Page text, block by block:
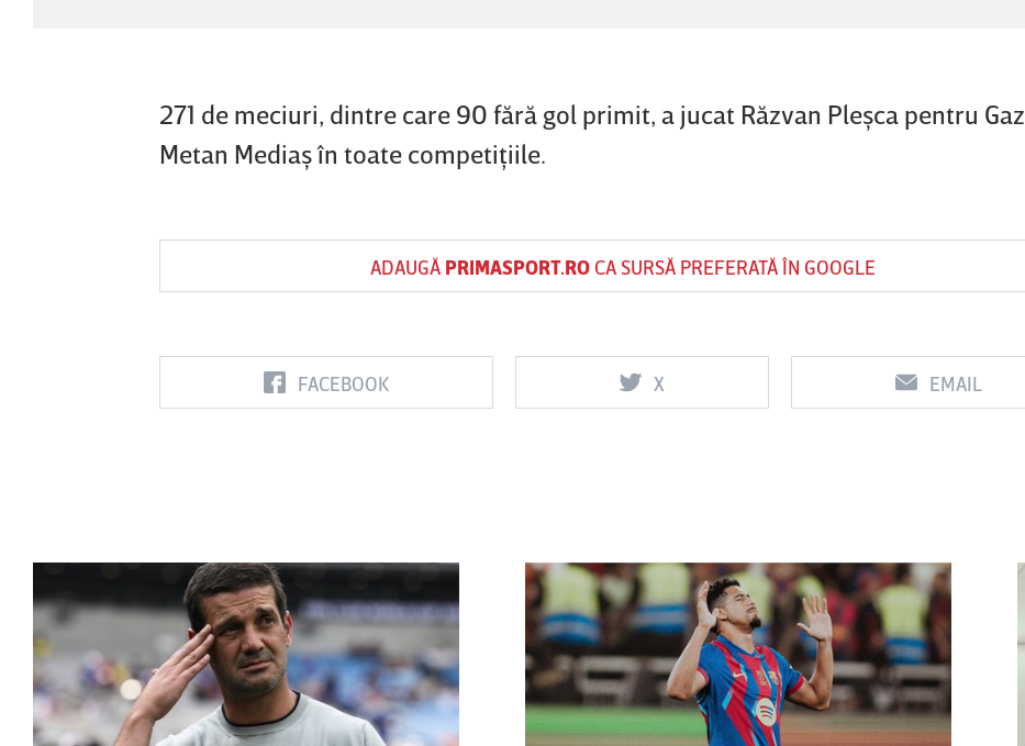
271 de meciuri, dintre care 90 fără gol primit, a jucat Răzvan Pleşca pentru Gaz
Metan Mediaş în toate competiţiile.
ADAUGĂ PRIMASPORT.ROCA SURSĂ PREFERATĂ ÎN GOOGLE
FACEBOOK X EMAIL